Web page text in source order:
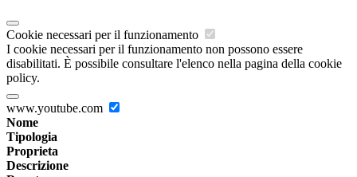
Cookie necessari per il funzionamento
I cookie necessari per il funzionamento non possono essere
disabilitati. È possibile consultare l'elenco nella pagina della cookie
policy.
www.youtube.com
Nome
Tipologia
Proprieta
Descrizione